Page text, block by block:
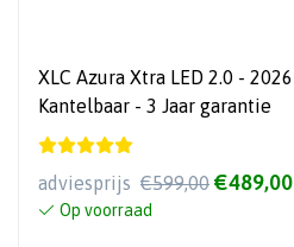
XLC Azura Xtra LED 2.0 - 2026 Fietsendrager -
Kantelbaar - 3 Jaar garantie
adviesprijs €599,00 €489,00
Op voorraad